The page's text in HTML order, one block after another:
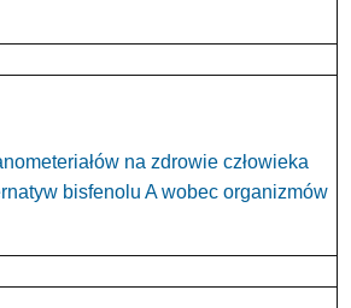
na zdrowie człowieka
bisfenolu A wobec organizmów